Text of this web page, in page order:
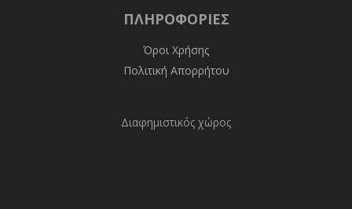
ΠΛΗΡΟΦΟΡΊΕΣ
Όροι Χρήσης
Πολιτική Απορρήτου
Διαφημιστικός χώρος